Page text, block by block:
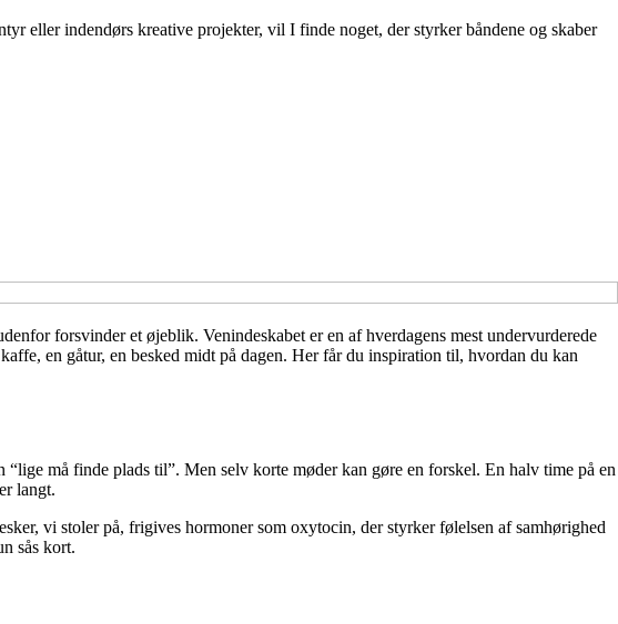
eller indendørs kreative projekter, vil I finde noget, der styrker båndene og skaber
forsvinder et øjeblik. Venindeskabet er en af hverdagens mest undervurderede
en gåtur, en besked midt på dagen. Her får du inspiration til, hvordan du kan
må finde plads til”. Men selv korte møder kan gøre en forskel. En halv time på en
langt.
vi stoler på, frigives hormoner som oxytocin, der styrker følelsen af samhørighed
sås kort.